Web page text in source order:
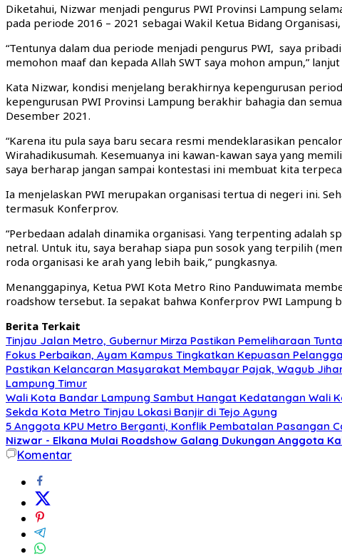
Diketahui, Nizwar menjadi pengurus PWI Provinsi Lampung
pada periode 2016 – 2021 sebagai Wakil Ketua Bidang
“Tentunya dalam dua periode menjadi pengurus PWI, saya
memohon maaf dan kepada Allah SWT saya mohon ampun,”
Kata Nizwar, kondisi menjelang berakhirnya kepengurusan
kepengurusan PWI Provinsi Lampung berakhir bahagia dan
Desember 2021.
“Karena itu pula saya baru secara resmi mendeklarasikan
Wirahadikusumah. Kesemuanya ini kawan-kawan saya yang
saya berharap jangan sampai kontestasi ini membuat kita
Ia menjelaskan PWI merupakan organisasi tertua di negeri ini.
termasuk Konferprov.
“Perbedaan adalah dinamika organisasi. Yang terpenting adalah
netral. Untuk itu, saya berahap siapa pun sosok yang terpilih
roda organisasi ke arah yang lebih baik,” pungkasnya.
Menanggapinya, Ketua PWI Kota Metro Rino Panduwimata
roadshow tersebut. Ia sepakat bahwa Konferprov PWI
Berita Terkait
Tinjau Jalan Metro, Gubernur Mirza Pastikan Pemeliharaan
Fokus Perbaikan, Ayam Kampus Tingkatkan Kepuasan
Pastikan Kelancaran Masyarakat Membayar Pajak, Wagub
Lampung Timur
Wali Kota Bandar Lampung Sambut Hangat Kedatangan Wali
Sekda Kota Metro Tinjau Lokasi Banjir di Tejo Agung
5 Anggota KPU Metro Berganti, Konflik Pembatalan Pasangan
Nizwar - Elkana Mulai Roadshow Galang Dukungan Anggota
Komentar